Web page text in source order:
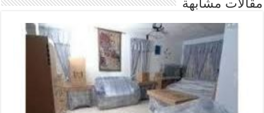
مقالات مشابهة